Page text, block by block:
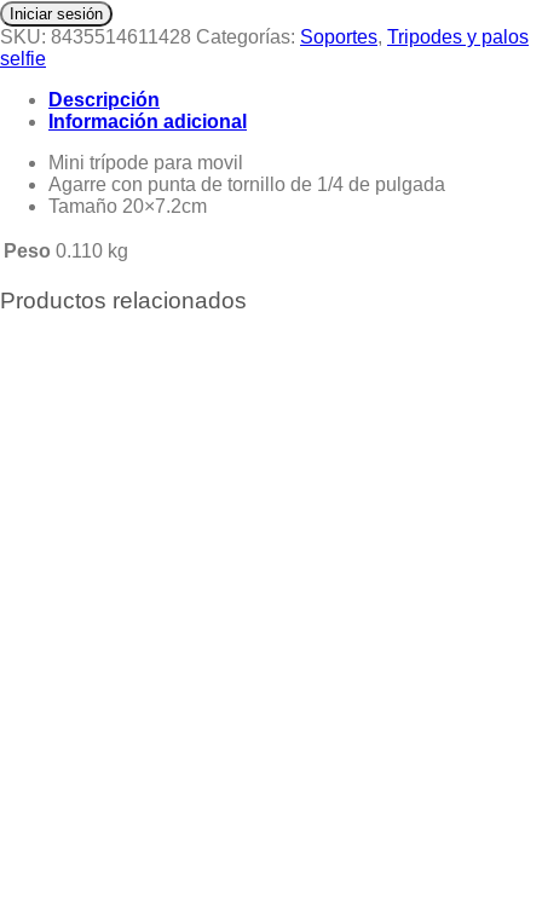
Iniciar sesión
SKU: 8435514611428 Categorías: Soportes, Tripodes y palos
selfie
Descripción
Información adicional
Mini trípode para movil
Agarre con punta de tornillo de 1/4 de pulgada
Tamaño 20×7.2cm
Peso 0.110 kg
Productos relacionados